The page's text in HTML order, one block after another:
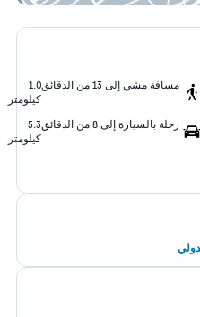
مسافة مشي إلى 13 من الدقائق
1.0
كيلومتر
رحلة بالسيارة إلى 8 من الدقائق
5.3
كيلومتر